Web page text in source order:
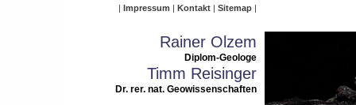
Impressum Kontakt Sitemap
Rainer Olzem
Diplom-Geologe
Timm Reisinger
Dr. rer. nat. Geowissenschaften